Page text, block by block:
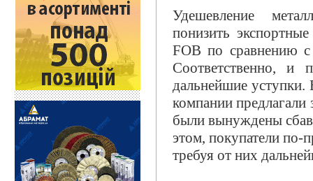
Удешевление
понизить
FOB по сравнению
Соответственно,
дальнейшие уступки.
компании предлагали
были вынуждены
этом, покупатели по-
требуя от них